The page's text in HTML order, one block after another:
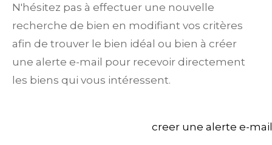
N'hésitez pas à effectuer une nouvelle
recherche de bien en modifiant vos critères
afin de trouver le bien idéal ou bien à créer
une alerte e-mail pour recevoir directement
les biens qui vous intéressent.
creer une alerte e-